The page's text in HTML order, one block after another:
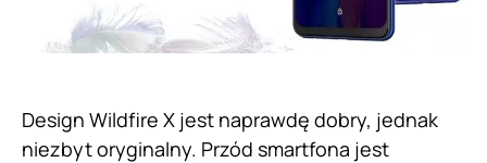
Design Wildfire X jest naprawdę dobry, jednak
niezbyt oryginalny. Przód smartfona jest